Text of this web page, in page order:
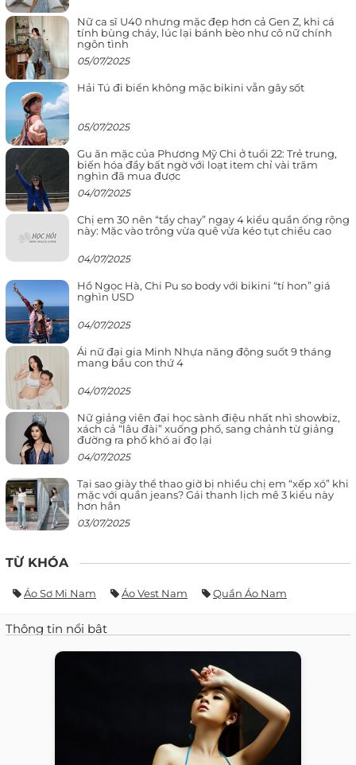
Nữ ca sĩ U40 nhưng mặc đẹp hơn cả Gen Z, khi cá
tính bùng cháy, lúc lại bánh bèo như cô nữ chính
ngôn tình
05/07/2025
Hải Tú đi biển không mặc bikini vẫn gây sốt
05/07/2025
Gu ăn mặc của Phương Mỹ Chi ở tuổi 22: Trẻ trung,
biến hóa đầy bất ngờ với loạt item chỉ vài trăm
nghìn đã mua được
04/07/2025
Chị em 30 nên “tẩy chay” ngay 4 kiểu quần ống rộng
này: Mặc vào trông vừa quê vừa kéo tụt chiều cao
04/07/2025
Hồ Ngọc Hà, Chi Pu so body với bikini “tí hon” giá
nghìn USD
04/07/2025
Ái nữ đại gia Minh Nhựa năng động suốt 9 tháng
mang bầu con thứ 4
04/07/2025
Nữ giảng viên đại học sành điệu nhất nhì showbiz,
xách cả “lâu đài” xuống phố, sang chảnh từ giảng
đường ra phố khó ai đọ lại
04/07/2025
Tại sao giày thể thao giờ bị nhiều chị em “xếp xó” khi
mặc với quần jeans? Gái thanh lịch mê 3 kiểu này
hơn hẳn
03/07/2025
TỪ KHÓA
Áo Sơ Mi Nam Áo Vest Nam Quần Áo Nam
Thông tin nổi bật